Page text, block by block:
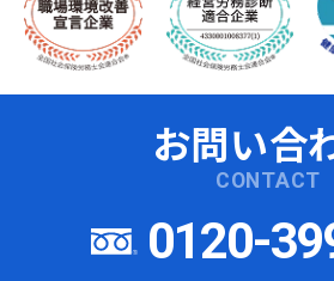
お問い合
CONTACT
0120-